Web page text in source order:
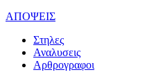
ΑΠΟΨΕΙΣ
Στηλες
Αναλυσεις
Αρθρογραφοι